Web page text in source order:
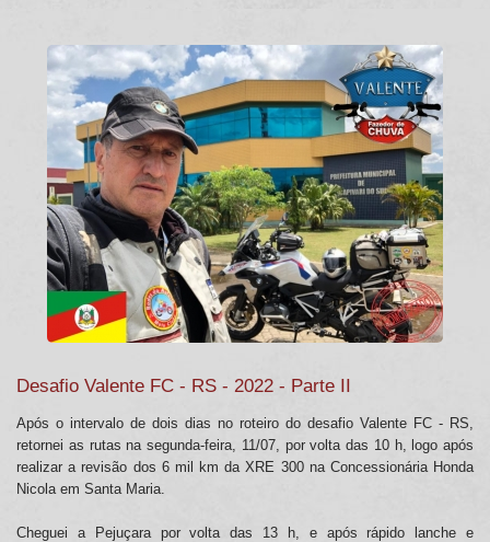
Desafio Valente FC - RS - 2022 - Parte II
Após o intervalo de dois dias no roteiro do desafio Valente FC - RS,
retornei as rutas na segunda-feira, 11/07, por volta das 10 h, logo após
realizar a revisão dos 6 mil km da XRE 300 na Concessionária Honda
Nicola em Santa Maria.
Cheguei a Pejuçara por volta das 13 h, e após rápido lanche e